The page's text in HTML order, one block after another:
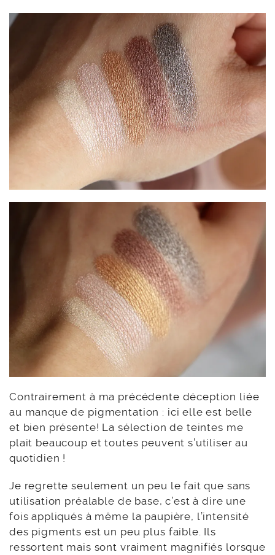
Contrairement à ma précédente déception liée
au manque de pigmentation : ici elle est belle
et bien présente! La sélection de teintes me
plait beaucoup et toutes peuvent s’utiliser au
quotidien !
Je regrette seulement un peu le fait que sans
utilisation préalable de base, c’est à dire une
fois appliqués à même la paupière, l’intensité
des pigments est un peu plus faible. Ils
ressortent mais sont vraiment magnifiés lorsque